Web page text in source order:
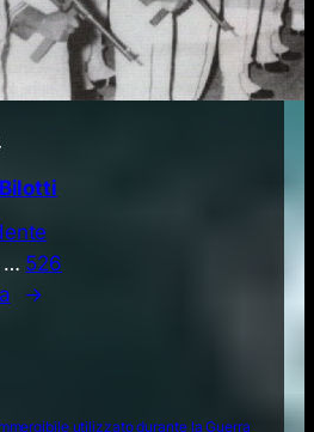
… 526
→
utilizzato durante la Guerra